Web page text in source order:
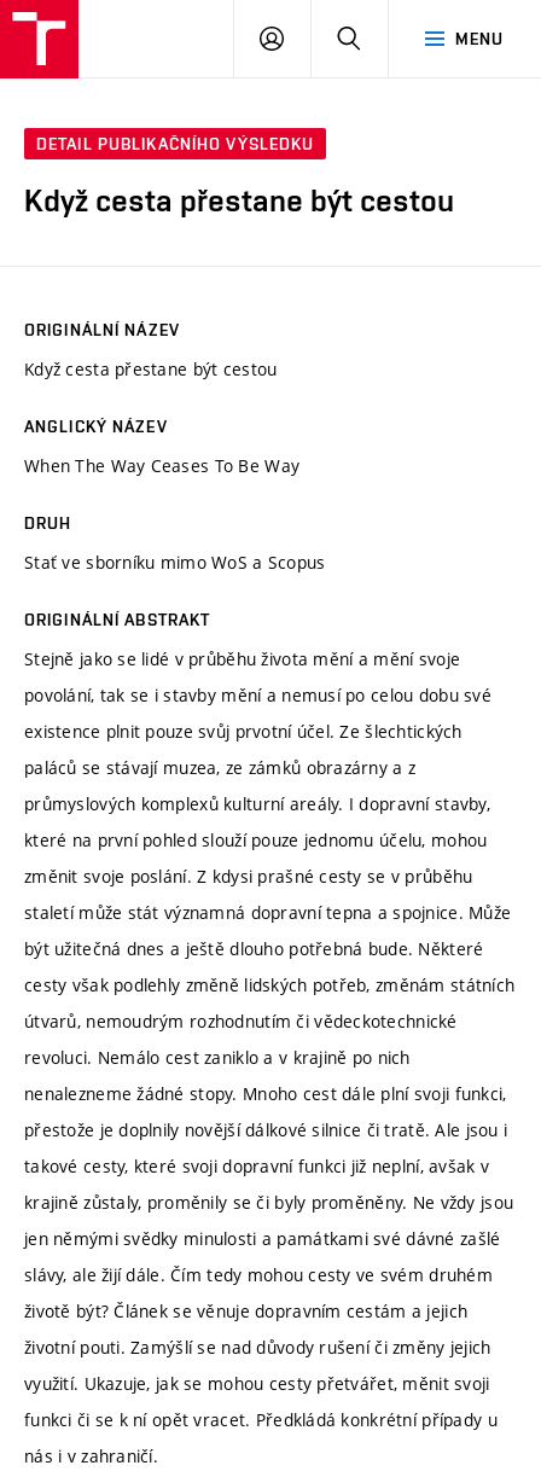
MENU
PŘIHLÁSIT
DETAIL PUBLIKAČNÍHO VÝSLEDKU
Když cesta přestane být cestou
ORIGINÁLNÍ NÁZEV
Když cesta přestane být cestou
ANGLICKÝ NÁZEV
When The Way Ceases To Be Way
DRUH
Stať ve sborníku mimo WoS a Scopus
ORIGINÁLNÍ ABSTRAKT
Stejně jako se lidé v průběhu života mění a mění svoje
povolání, tak se i stavby mění a nemusí po celou dobu své
existence plnit pouze svůj prvotní účel. Ze šlechtických
paláců se stávají muzea, ze zámků obrazárny a z
průmyslových komplexů kulturní areály. I dopravní stavby,
které na první pohled slouží pouze jednomu účelu, mohou
změnit svoje poslání. Z kdysi prašné cesty se v průběhu
staletí může stát významná dopravní tepna a spojnice. Může
být užitečná dnes a ještě dlouho potřebná bude. Některé
cesty však podlehly změně lidských potřeb, změnám státních
útvarů, nemoudrým rozhodnutím či vědeckotechnické
revoluci. Nemálo cest zaniklo a v krajině po nich
nenalezneme žádné stopy. Mnoho cest dále plní svoji funkci,
přestože je doplnily novější dálkové silnice či tratě. Ale jsou i
takové cesty, které svoji dopravní funkci již neplní, avšak v
krajině zůstaly, proměnily se či byly proměněny. Ne vždy jsou
jen němými svědky minulosti a památkami své dávné zašlé
slávy, ale žijí dále. Čím tedy mohou cesty ve svém druhém
životě být? Článek se věnuje dopravním cestám a jejich
životní pouti. Zamýšlí se nad důvody rušení či změny jejich
využití. Ukazuje, jak se mohou cesty přetvářet, měnit svoji
funkci či se k ní opět vracet. Předkládá konkrétní případy u
nás i v zahraničí.